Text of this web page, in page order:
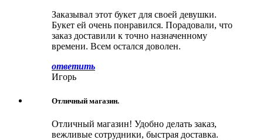
Заказывал этот букет для своей девушки.
Букет ей очень понравился. Порадовали, что
заказ доставили к точно назначенному
времени. Всем остался доволен.
ответить
Игорь
Отличный магазин.
Отличный магазин! Удобно делать заказ,
вежливые сотрудники, быстрая доставка.